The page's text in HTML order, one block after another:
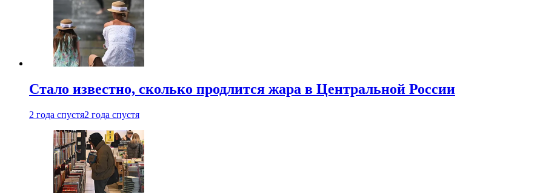
Стало известно, сколько продлится жара в Центральной России
2 года спустя2 года спустя